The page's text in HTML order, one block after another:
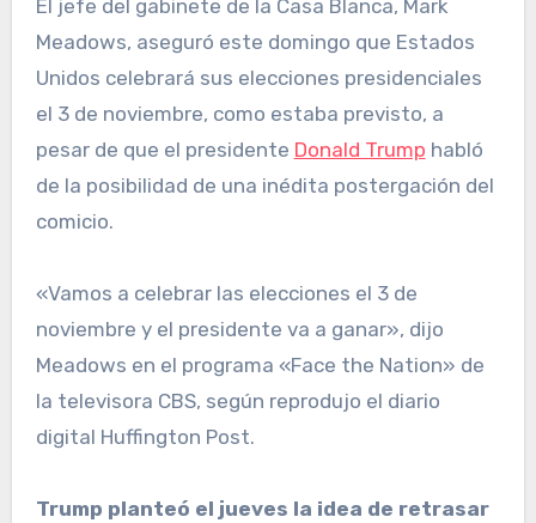
El jefe del gabinete de la Casa Blanca, Mark
Meadows, aseguró este domingo que Estados
Unidos celebrará sus elecciones presidenciales
el 3 de noviembre, como estaba previsto, a
pesar de que el presidente Donald Trump habló
de la posibilidad de una inédita postergación del
comicio.
«Vamos a celebrar las elecciones el 3 de
noviembre y el presidente va a ganar», dijo
Meadows en el programa «Face the Nation» de
la televisora CBS, según reprodujo el diario
digital Huffington Post.
Trump planteó el jueves la idea de retrasar